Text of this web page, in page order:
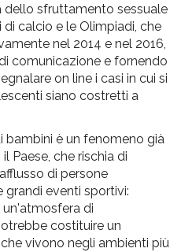
dello sfruttamento sessuale
calcio e le Olimpiadi, che
nel 2014 e nel 2016,
comunicazione e fornendo
on line i casi in cui si
siano costretti a
è un fenomeno già
Paese, che rischia di
di persone
grandi eventi sportivi:
un'atmosfera di
costituire un
vivono negli ambienti più